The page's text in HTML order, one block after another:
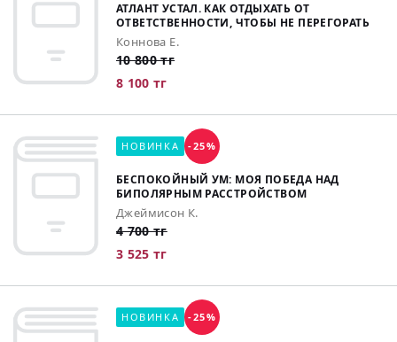
АТЛАНТ УСТАЛ. КАК ОТДЫХАТЬ ОТ
ОТВЕТСТВЕННОСТИ, ЧТОБЫ НЕ ПЕРЕГОРАТЬ
Коннова Е.
10 800 тг
8 100 тг
НОВИНКА -25%
БЕСПОКОЙНЫЙ УМ: МОЯ ПОБЕДА НАД
БИПОЛЯРНЫМ РАССТРОЙСТВОМ
Джеймисон К.
4 700 тг
3 525 тг
НОВИНКА -25%